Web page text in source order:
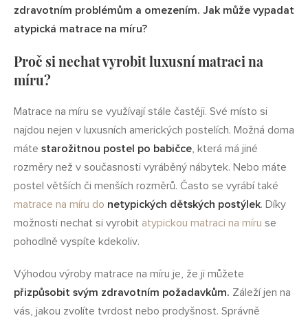
zdravotním problémům a omezením. Jak může vypadat
atypická matrace na míru?
Proč si nechat vyrobit luxusní matraci na
míru?
Matrace na míru se využívají stále častěji. Své místo si
najdou nejen v luxusních amerických postelích. Možná doma
máte starožitnou postel po babičce, která má jiné
rozměry než v současnosti vyráběný nábytek. Nebo máte
postel větších či menších rozměrů. Často se vyrábí také
matrace na míru do netypických dětských postýlek. Díky
možnosti nechat si vyrobit atypickou matraci na míru se
pohodlně vyspíte kdekoliv.
Výhodou výroby matrace na míru je, že ji můžete
přizpůsobit svým zdravotním požadavkům. Záleží jen na
vás, jakou zvolíte tvrdost nebo prodyšnost. Správně